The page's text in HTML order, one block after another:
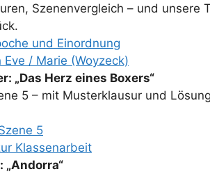
Szenenvergleich – und unsere
und Einordnung
Eve / Marie (Woyzeck)
„Das Herz eines Boxers“
5 – mit Musterklausur und
5
Klassenarbeit
„Andorra“